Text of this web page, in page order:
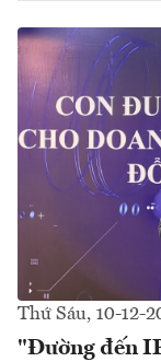
Thứ Sáu, 10-12-
"Đường đến